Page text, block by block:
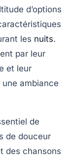
d’options
les nuits.
par leur
et leur
ambiance
de
de douceur
des chansons